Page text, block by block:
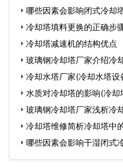
(加…
哪些因素会影响闭式冷却
却…冷却塔填料更换的正确步
冷却塔减速机的结构优点
玻璃钢冷却塔厂家介绍冷
冷…冷却水塔厂家(冷却水塔设
水质对冷却塔的影响(冷却
玻璃钢冷却塔厂家浅析冷
的…冷却塔维修简析冷却塔中
什…哪些因素会影响干湿闭式
加…